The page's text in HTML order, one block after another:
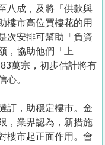
八成，及將「供款與
樓市高位買樓花的用
次安排可幫助「負資
，協助他們「上
萬宗，初步估計將有
心。
訂，助穩定樓市。金
，業界認為，新措施
樓市起正面作用。會